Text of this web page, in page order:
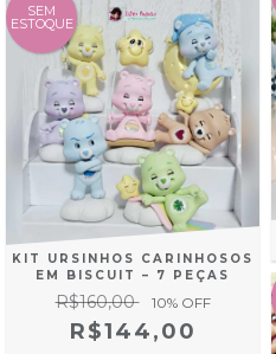
SEM
ESTOQUE
KIT URSINHOS CARINHOSOS
EM BISCUIT – 7 PEÇAS
R$160,00 10% OFF
R$144,00